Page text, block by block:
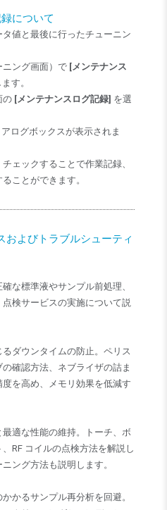
について
値と最後に行ったチューニン
ング画面）で [メンテナンス
す。
の [メンテナンスログ記録] を選
ログボックスが表示されま
ェックすることで作業記録、
ことができます。
およびトラブルシューティ
な標準液やサンプル前処理、
検サービスの実施について説
ダウンタイムの防止。ペリス
確認方法、ネブライザの詰ま
を高め、メモリ効果を低減す
適な性能の維持。トーチ、ボ
RF コイルの点検方法を解説し
ング方法も説明します。
かるサンプル再分析を回避。